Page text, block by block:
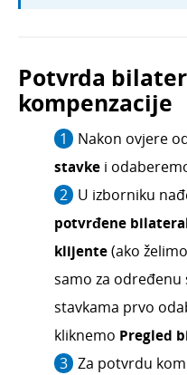
Potvrda
kompenzacije
Nakon ovjere
stavke i
U izborniku
potvrđene
klijente(ako
samo za
stavkama prvo
kliknemo Pregled
Za potvrdu